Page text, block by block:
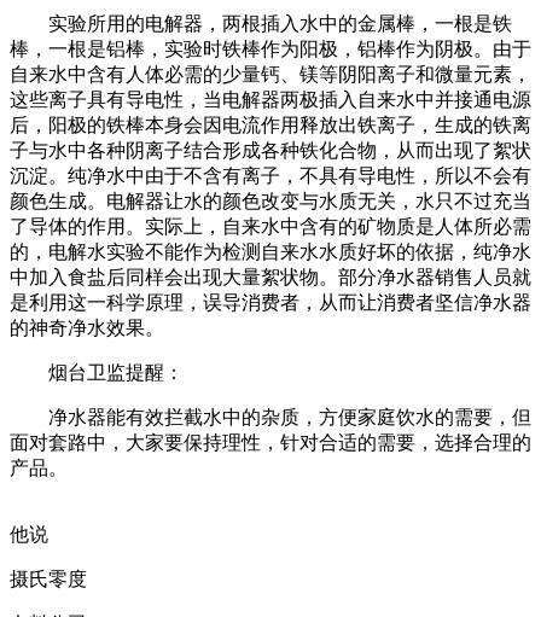
实验所用的电解器，两根插入水中的金属棒，一根是铁
棒，一根是铝棒，实验时铁棒作为阳极，铝棒作为阴极。由于
自来水中含有人体必需的少量钙、镁等阴阳离子和微量元素，
这些离子具有导电性，当电解器两极插入自来水中并接通电源
后，阳极的铁棒本身会因电流作用释放出铁离子，生成的铁离
子与水中各种阴离子结合形成各种铁化合物，从而出现了絮状
沉淀。纯净水中由于不含有离子，不具有导电性，所以不会有
颜色生成。电解器让水的颜色改变与水质无关，水只不过充当
了导体的作用。实际上，自来水中含有的矿物质是人体所必需
的，电解水实验不能作为检测自来水水质好坏的依据，纯净水
中加入食盐后同样会出现大量絮状物。部分净水器销售人员就
是利用这一科学原理，误导消费者，从而让消费者坚信净水器
的神奇净水效果。
烟台卫监提醒：
净水器能有效拦截水中的杂质，方便家庭饮水的需要，但
面对套路中，大家要保持理性，针对合适的需要，选择合理的
产品。
他说
摄氏零度